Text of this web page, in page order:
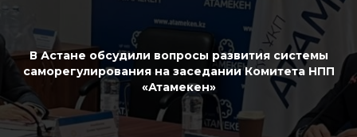
В Астане обсудили вопросы развития системы
саморегулирования на заседании Комитета НПП
«Атамекен»